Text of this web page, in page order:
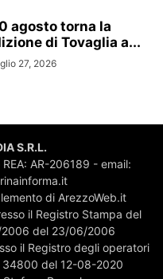
agosto torna la
di Tovaglia a...
27, 2026
S.R.L.
AR-206189 - email:
di ArezzoWeb.it
il Registro Stampa del
2006 del 23/06/2006
il Registro degli operatori
34800 del 12-08-2020